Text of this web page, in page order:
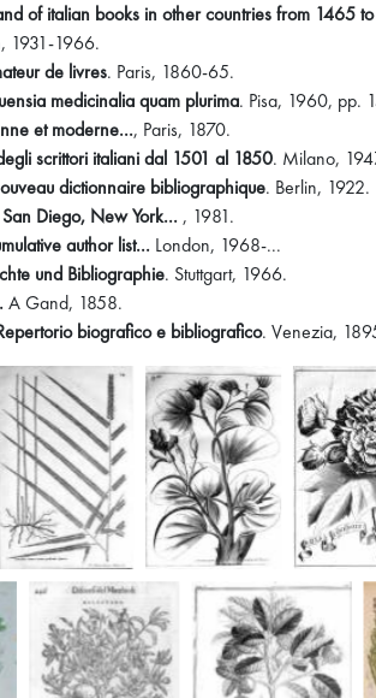
of italian books in other countries from 1465
1931-1966.
de livres. Paris, 1860-65.
medicinalia quam plurima. Pisa, 1960, pp.
et moderne..., Paris, 1870.
scrittori italiani dal 1501 al 1850. Milano,
dictionnaire bibliographique. Berlin, 1922.
Diego, New York... , 1981.
author list... London, 1968-...
und Bibliographie. Stuttgart, 1966.
A Gand, 1858.
biografico e bibliografico. Venezia,